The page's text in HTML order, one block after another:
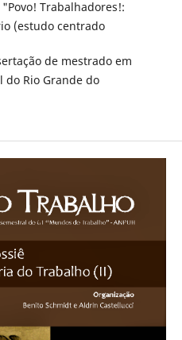
"Povo! Trabalhadores!:
(estudo centrado
de mestrado em
do Rio Grande do